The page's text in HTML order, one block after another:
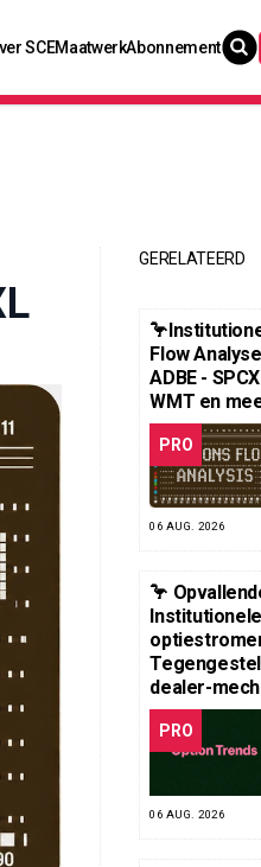
SCEMaatwerkAbonnement
GERELATEERD
Flow
ADBE -
WMT en
PRO
06 AUG. 2026
🦩
Institutionele
dealer-
PRO
06 AUG. 2026